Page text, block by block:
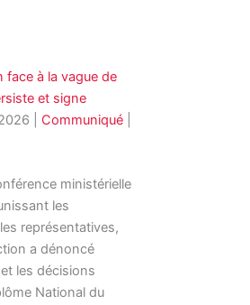
face à la vague de
et signe
Communiqué
ministérielle
les
représentatives,
a dénoncé
les décisions
National du